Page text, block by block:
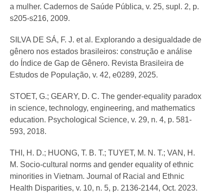
a mulher. Cadernos de Saúde Pública, v. 25, supl. 2, p.
s205-s216, 2009.
SILVA DE SÁ, F. J. et al. Explorando a desigualdade de
gênero nos estados brasileiros: construção e análise
do Índice de Gap de Gênero. Revista Brasileira de
Estudos de População, v. 42, e0289, 2025.
STOET, G.; GEARY, D. C. The gender-equality paradox
in science, technology, engineering, and mathematics
education. Psychological Science, v. 29, n. 4, p. 581-
593, 2018.
THI, H. D.; HUONG, T. B. T.; TUYET, M. N. T.; VAN, H.
M. Socio-cultural norms and gender equality of ethnic
minorities in Vietnam. Journal of Racial and Ethnic
Health Disparities, v. 10, n. 5, p. 2136-2144, Oct. 2023.